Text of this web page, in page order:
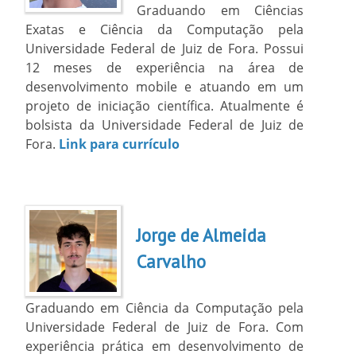
Graduando em Ciências
Exatas e Ciência da Computação pela
Universidade Federal de Juiz de Fora. Possui
12 meses de experiência na área de
desenvolvimento mobile e atuando em um
projeto de iniciação científica. Atualmente é
bolsista da Universidade Federal de Juiz de
Fora. Link para currículo
Jorge de Almeida
Carvalho
Graduando em Ciência da Computação pela
Universidade Federal de Juiz de Fora. Com
experiência prática em desenvolvimento de